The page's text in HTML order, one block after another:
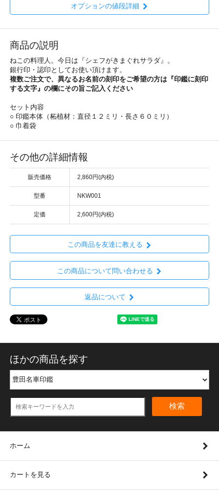
オプションの値段詳細
商品の説明
ねこの料理人。今日は『シェフがきまぐれサラダ』。
銀行印・認印としてお使い頂けます。
複数ご注文で、異なるお名前の刻印をご希望の方は『印鑑に刻印
する文字』の欄にその旨ご記入ください
セット内容
○ 印鑑本体（柘植材：直径１２ミリ・長さ６０ミリ）
○ 巾着袋
その他の詳細情報
販売価格 2,860円(内税)
型番 NKW001
定価 2,600円(内税)
この商品を友達に教える
この商品について問い合わせる
返品について
ほかの商品を探す
検索
ホーム
カートを見る